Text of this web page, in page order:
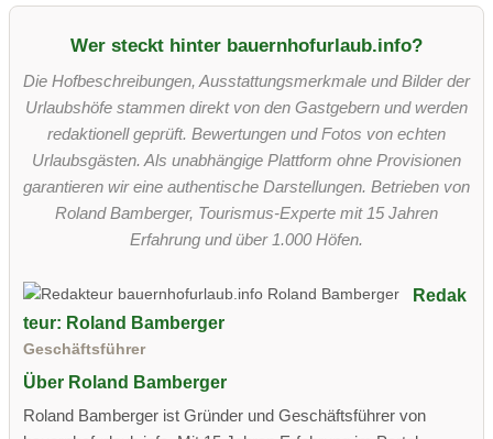
Wer steckt hinter bauernhofurlaub.info?
Die Hofbeschreibungen, Ausstattungsmerkmale und Bilder der
Urlaubshöfe stammen direkt von den Gastgebern und werden
redaktionell geprüft. Bewertungen und Fotos von echten
Urlaubsgästen. Als unabhängige Plattform ohne Provisionen
garantieren wir eine authentische Darstellungen. Betrieben von
Roland Bamberger, Tourismus-Experte mit 15 Jahren
Erfahrung und über 1.000 Höfen.
Redak
teur: Roland Bamberger
Geschäftsführer
Über Roland Bamberger
Roland Bamberger ist Gründer und Geschäftsführer von